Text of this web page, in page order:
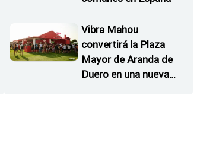
Vibra Mahou
convertirá la Plaza
Mayor de Aranda de
Duero en una nueva